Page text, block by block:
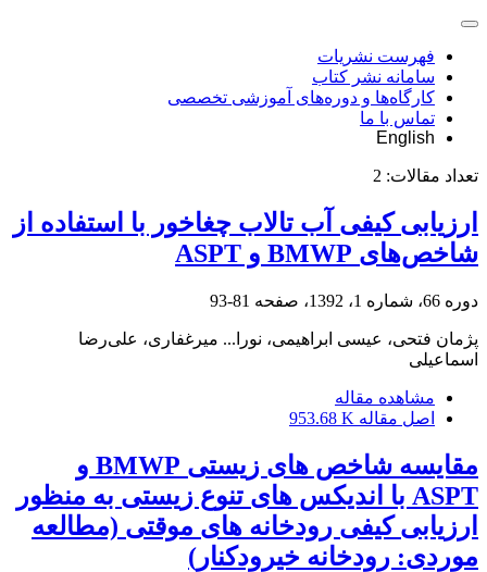
فهرست نشریات
سامانه نشر کتاب
کارگاه‌ها و دوره‌های آموزشی تخصصی
تماس با ما
English
تعداد مقالات: 2
ارزیابی کیفی آب تالاب چغاخور با استفاده از
شاخص‌های BMWP و ASPT
دوره 66، شماره 1، 1392، صفحه 81-93
پژمان فتحی، عیسی ابراهیمی، نورا... میرغفاری، علی‌رضا
اسماعیلی
مشاهده مقاله
اصل مقاله 953.68 K
مقایسه شاخص های زیستی BMWP و
ASPT با اندیکس های تنوع زیستی به منظور
ارزیابی کیفی رودخانه های موقتی (مطالعه
موردی: رودخانه خیرودکنار)